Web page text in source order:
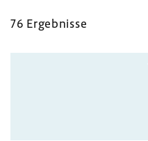
76 Ergeb­nisse